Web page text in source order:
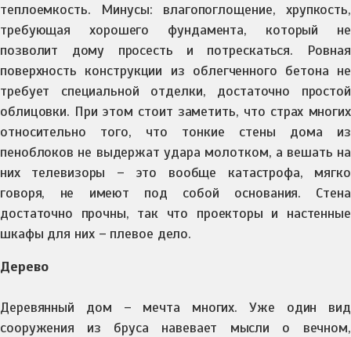
теплоемкость. Минусы: влагопоглощение, хрупкость,
требующая хорошего фундамента, который не
позволит дому просесть и потрескаться. Ровная
поверхность конструкции из облегченного бетона не
требует специальной отделки, достаточно простой
облицовки. При этом стоит заметить, что страх многих
относительно того, что тонкие стены дома из
пеноблоков не выдержат удара молотком, а вешать на
них телевизоры – это вообще катастрофа, мягко
говоря, не имеют под собой основания. Стена
достаточно прочны, так что проекторы и настенные
шкафы для них – плевое дело.
Дерево
Деревянный дом – мечта многих. Уже один вид
сооружения из бруса навевает мысли о вечном,